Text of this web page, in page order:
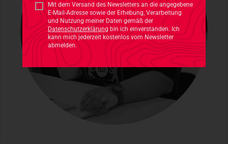
Mit dem Versand des Newsletters an die angegebene
E-Mail-Adresse sowie der Erhebung, Verarbeitung
und Nutzung meiner Daten gemäß der
Datenschutzerklärungbin ich einverstanden. Ich
kann mich jederzeit kostenlos vom Newsletter
abmelden.